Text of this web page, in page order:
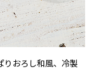
りおろし和風、冷製